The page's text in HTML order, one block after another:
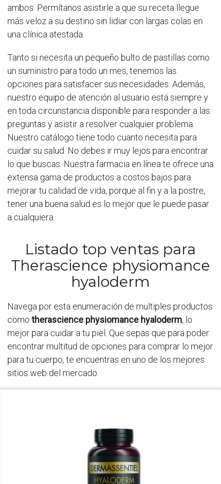
ambos. Permítanos asistirle a que su receta llegue
más veloz a su destino sin lidiar con largas colas en
una clínica atestada.
Tanto si necesita un pequeño bulto de pastillas como
un suministro para todo un mes, tenemos las
opciones para satisfacer sus necesidades. Además,
nuestro equipo de atención al usuario está siempre y
en toda circunstancia disponible para responder a las
preguntas y asistir a resolver cualquier problema.
Nuestro catálogo tiene todo cuanto necesita para
cuidar su salud. No debes ir muy lejos para encontrar
lo que buscas. Nuestra farmacia en línea te ofrece una
extensa gama de productos a costos bajos para
mejorar tu calidad de vida, porque al fin y a la postre,
tener una buena salud es lo mejor que le puede pasar
a cualquiera.
Listado top ventas para
Therascience physiomance
hyaloderm
Navega por esta enumeración de multiples productos
como therascience physiomance hyaloderm, lo
mejor para cuidar a tu piel. Que sepas que para poder
encontrar multitud de opciones para comprar lo mejor
para tu cuerpo, te encuentras en uno de los mejores
sitios web del mercado.